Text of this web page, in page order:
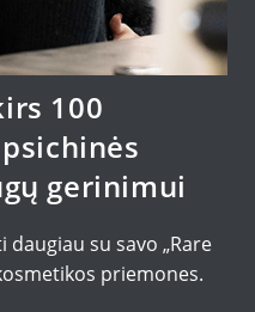
100
gerinimui
su savo „Rare
priemones.